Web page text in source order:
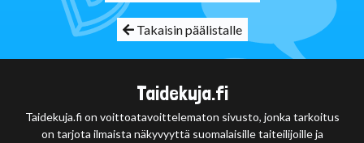
Takaisin päälistalle
Taidekuja.fi
Taidekuja.fi on voittoatavoittelematon sivusto, jonka tarkoitus
on tarjota ilmaista näkyvyyttä suomalaisille taiteilijoille ja